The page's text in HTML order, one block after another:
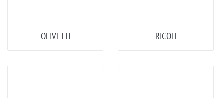
OLIVETTI RICOH